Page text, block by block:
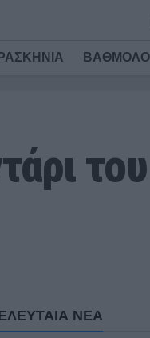
ΝΕΑ